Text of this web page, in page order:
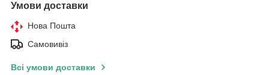
Умови доставки
Нова Пошта
Самовивіз
Всі умови доставки